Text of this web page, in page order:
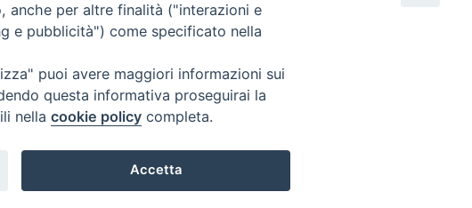
anche per altre finalità ("interazioni e
e pubblicità") come specificato nella
puoi avere maggiori informazioni sui
questa informativa proseguirai la
nella cookie policy completa.
Accetta